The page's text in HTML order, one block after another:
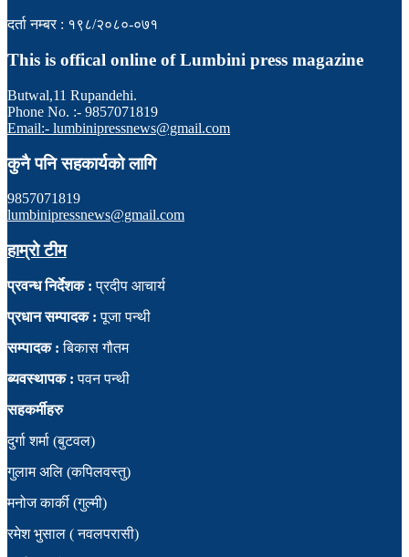
दर्ता नम्बर : १९८/२०८०-०७१
This is offical online of Lumbini press magazine
Butwal,11 Rupandehi.
Phone No. :- 9857071819
Email:- lumbinipressnews@gmail.com
कुनै पनि सहकार्यको लागि
9857071819
lumbinipressnews@gmail.com
हाम्रो टीम
प्रवन्ध निर्देशक : प्रदीप आचार्य
प्रधान सम्पादक : पूजा पन्थी
सम्पादक :बिकास गौतम
ब्यवस्थापक : पवन पन्थी
सहकर्मीहरु
दुर्गा शर्मा (बुटवल)
गुलाम अलि (कपिलवस्तु)
मनोज कार्की (गुल्मी)
रमेश भुसाल ( नवलपरासी)